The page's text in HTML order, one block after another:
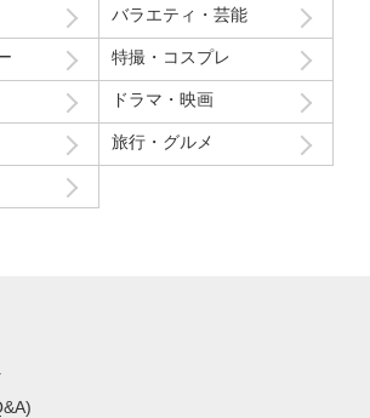
バラエティ・芸能
特撮・コスプレ
ドラマ・映画
旅行・グルメ